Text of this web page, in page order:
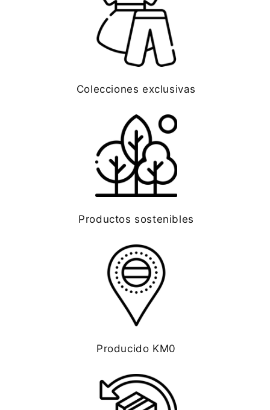
Colecciones exclusivas
Productos sostenibles
Producido KM0